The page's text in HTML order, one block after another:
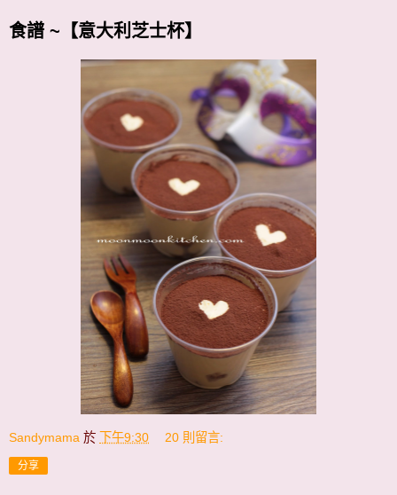
食譜 ~【意大利芝士杯】
Sandymama 於 下午9:30 20 則留言:
分享